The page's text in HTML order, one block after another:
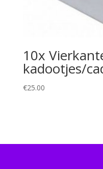
10x
kadootjes/
€25.00